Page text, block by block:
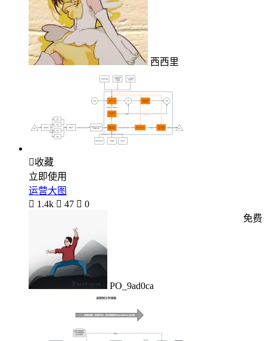
西西里
收藏
立即使用
运营大图
 1.4k  47  0
PO_9ad0ca
免费